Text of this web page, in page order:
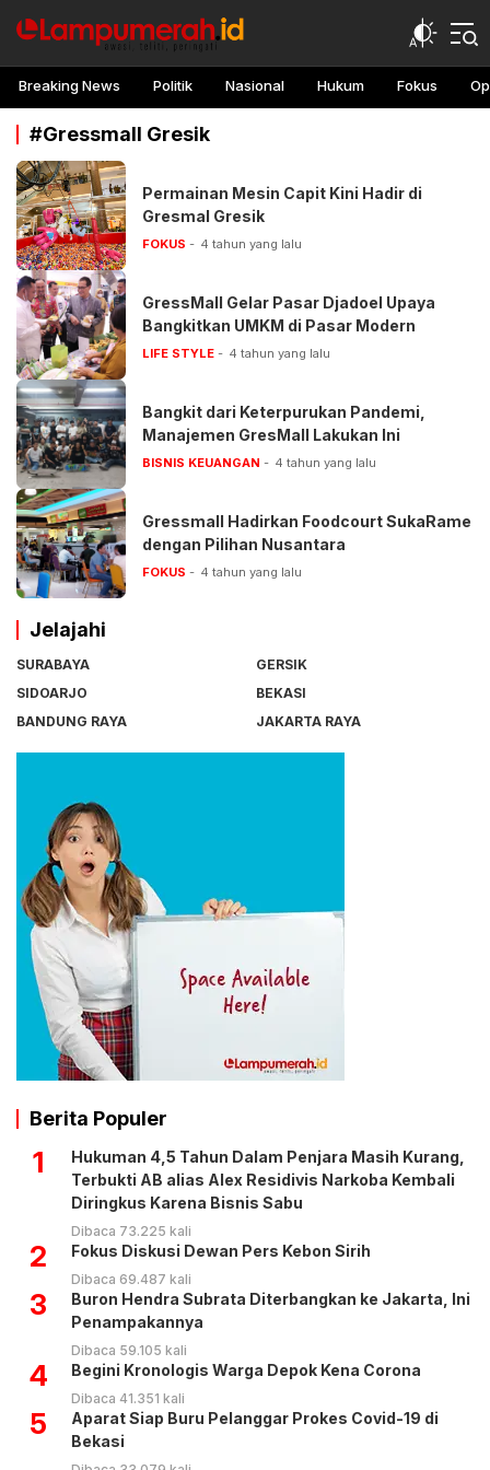
lampu merah
Awasi, teliti, peringati
Breaking News Politik Nasional Hukum Fokus
#Gressmall Gresik
Permainan Mesin Capit Kini Hadir di
Gresmal Gresik
FOKUS 4 tahun yang lalu
GressMall Gelar Pasar Djadoel Upaya
Bangkitkan UMKM di Pasar Modern
LIFE STYLE 4 tahun yang lalu
Bangkit dari Keterpurukan Pandemi,
Manajemen GresMall Lakukan Ini
BISNIS KEUANGAN 4 tahun yang lalu
Gressmall Hadirkan Foodcourt SukaRame
dengan Pilihan Nusantara
FOKUS 4 tahun yang lalu
Jelajahi
SURABAYA
GERSIK
SIDOARJO
BEKASI
BANDUNG RAYA
JAKARTA RAYA
Berita Populer
1
Hukuman 4,5 Tahun Dalam Penjara Masih Kurang,
Terbukti AB alias Alex Residivis Narkoba Kembali
Diringkus Karena Bisnis Sabu
Dibaca 73.225 kali
2 Fokus Diskusi Dewan Pers Kebon Sirih
Dibaca 69.487 kali
3
Buron Hendra Subrata Diterbangkan ke Jakarta, Ini
Penampakannya
Dibaca 59.105 kali
4 Begini Kronologis Warga Depok Kena Corona
Dibaca 41.351 kali
5
Aparat Siap Buru Pelanggar Prokes Covid-19 di
Bekasi